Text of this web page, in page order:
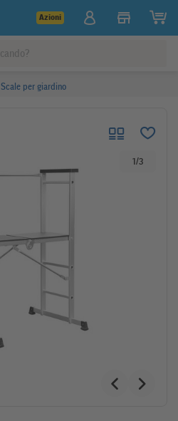
Azioni
Scale per giardino
1/3